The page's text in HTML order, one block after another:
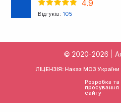
4.9
Відгуків: 105
© 2020-2026 |
ЛІЦЕНЗІЯ: Наказ МОЗ
Розробка та
просування
сайту